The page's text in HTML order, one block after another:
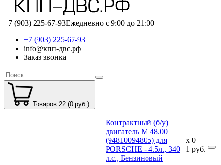
+7 (903) 225-67-93Ежедневно с 9:00 до 21:00
+7 (903) 225-67-93
info@кпп-двс.рф
Заказ звонка
Товаров 22 (0 руб.)
Контрактный (б/у)
двигатель M 48.00
(94810094805) для
PORSCHE - 4.5л., 340
л.с., Бензиновый
x
1
0
руб.